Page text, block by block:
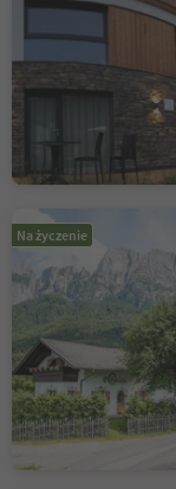
Na życzenie